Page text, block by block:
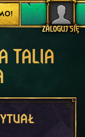
ZALOGUJ SIĘ
TALIA